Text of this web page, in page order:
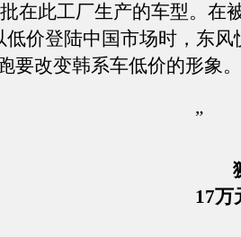
在此工厂生产的车型。在
低价登陆中国市场时，东风
要改变韩系车低价的形象。
”
17万